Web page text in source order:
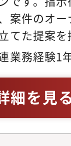
株主総会
ービス規
許等）の
務 他その他
していきま
イギリス
案件のオ
てた提案
働き方で
・提案は担
実行支援：
案、責任
・契約・
業務経験1
約書をはじ
・自ら手を
細を見